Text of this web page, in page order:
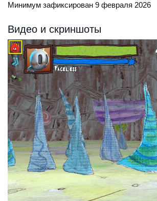
Минимум зафиксирован 9 февраля 2026
Видео и скриншоты